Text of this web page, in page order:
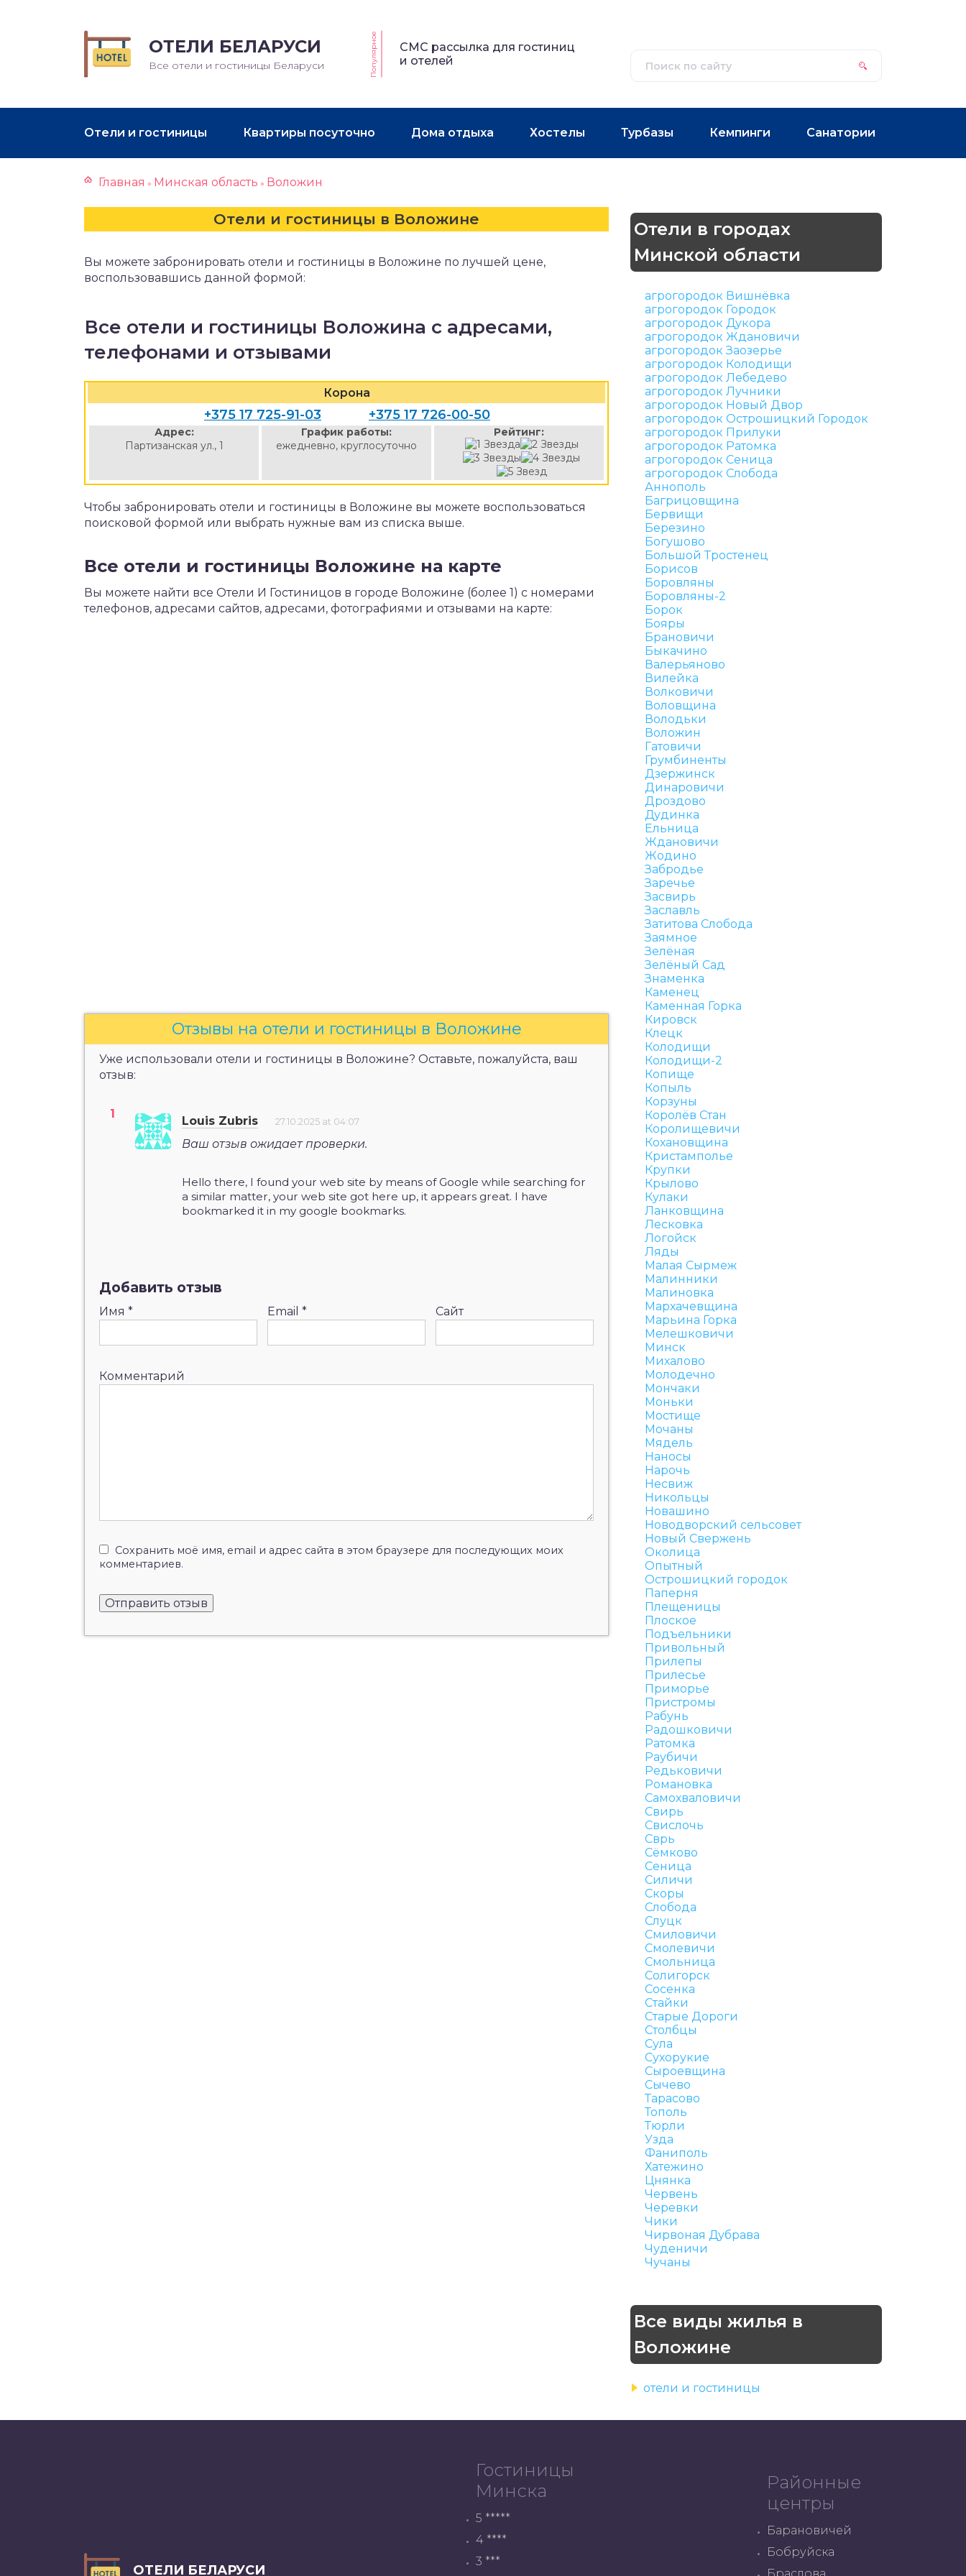
ОТЕЛИ БЕЛАРУСИ
Все отели и гостиницы Беларуси Популярное
СМС рассылка для гостиниц
и отелей
Отели и гостиницы Квартиры посуточно Дома отдыха Хостелы Турбазы Кемпинги Санатории
Главная » Минская область » Воложин
Отели и гостиницы в Воложине
Вы можете забронировать отели и гостиницы в Воложине по лучшей цене,
воспользовавшись данной формой:
Все отели и гостиницы Воложина с адресами,
телефонами и отзывами
Корона
+375 17 725-91-03 +375 17 726-00-50
Адрес:
Партизанская ул., 1
График работы:
ежедневно, круглосуточно
Рейтинг:
Чтобы забронировать отели и гостиницы в Воложине вы можете воспользоваться
поисковой формой или выбрать нужные вам из списка выше.
Все отели и гостиницы Воложине на карте
Вы можете найти все Отели И Гостиницов в городе Воложине (более 1) с номерами
телефонов, адресами сайтов, адресами, фотографиями и отзывами на карте:
Отзывы на отели и гостиницы в Воложине
Уже использовали отели и гостиницы в Воложине? Оставьте, пожалуйста, ваш
отзыв:
Louis Zubris 27.10.2025 at 04:07
Ваш отзыв ожидает проверки.
Hello there, I found your web site by means of Google while searching for
a similar matter, your web site got here up, it appears great. I have
bookmarked it in my google bookmarks.
Добавить отзыв
Имя * Email * Сайт
Комментарий
Сохранить моё имя, email и адрес сайта в этом браузере для последующих моих
комментариев.
Отели в городах
Минской области
агрогородок Вишнёвка
агрогородок Городок
агрогородок Дукора
агрогородок Ждановичи
агрогородок Заозерье
агрогородок Колодищи
агрогородок Лебедево
агрогородок Лучники
агрогородок Новый Двор
агрогородок Острошицкий Городок
агрогородок Прилуки
агрогородок Ратомка
агрогородок Сеница
агрогородок Слобода
Аннополь
Багрицовщина
Бервищи
Березино
Богушово
Большой Тростенец
Борисов
Боровляны
Боровляны-2
Борок
Бояры
Брановичи
Быкачино
Валерьяново
Вилейка
Волковичи
Воловщина
Володьки
Воложин
Гатовичи
Грумбиненты
Дзержинск
Динаровичи
Дроздово
Дудинка
Ельница
Ждановичи
Жодино
Забродье
Заречье
Засвирь
Заславль
Затитова Слобода
Заямное
Зелёная
Зелёный Сад
Знаменка
Каменец
Каменная Горка
Кировск
Клецк
Колодищи
Колодищи-2
Копище
Копыль
Корзуны
Королёв Стан
Королищевичи
Кохановщина
Кристамполье
Крупки
Крылово
Кулаки
Ланковщина
Лесковка
Логойск
Ляды
Малая Сырмеж
Малинники
Малиновка
Мархачевщина
Марьина Горка
Мелешковичи
Минск
Михалово
Молодечно
Мончаки
Моньки
Мостище
Мочаны
Мядель
Наносы
Нарочь
Несвиж
Никольцы
Новашино
Новодворский сельсовет
Новый Свержень
Околица
Опытный
Острошицкий городок
Паперня
Плещеницы
Плоское
Подъельники
Привольный
Прилепы
Прилесье
Приморье
Пристромы
Рабунь
Радошковичи
Ратомка
Раубичи
Редьковичи
Романовка
Самохваловичи
Свирь
Свислочь
Сврь
Сёмково
Сеница
Силичи
Скоры
Слобода
Слуцк
Смиловичи
Смолевичи
Смольница
Солигорск
Сосенка
Стайки
Старые Дороги
Столбцы
Сула
Сухорукие
Сыроевщина
Сычево
Тарасово
Тополь
Тюрли
Узда
Фаниполь
Хатежино
Цнянка
Червень
Черевки
Чики
Чирвоная Дубрава
Чуденичи
Чучаны
Все виды жилья в
Воложине
отели и гостиницы
ОТЕЛИ БЕЛАРУСИ
Гостиницы
Минска
5 *****
4 ****
3 ***
Районные
центры
Барановичей
Бобруйска
Браслова